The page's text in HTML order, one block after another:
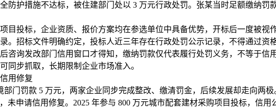
防护措施不达标，被住建部门处以 3 万元行政处罚。张某当时足额缴纳罚
目投标，企业资质、报价方案均在参选单位中具备优势，开标后一度被视
。招标文件明确约定，投标人近三年存在行政处罚公示记录，不得通过资格
咨询发改部门信用窗口才得知，缴纳罚款仅代表履行处罚义务，不等于信
同步抓取，长期限制企业市场准入。
用修复
门罚款 5 万元，两家企业同步完成整改、缴清罚金，后续发展却走向两极
申请信用修复。2025 年参与 800 万元城市配套建材采购项目投标，信